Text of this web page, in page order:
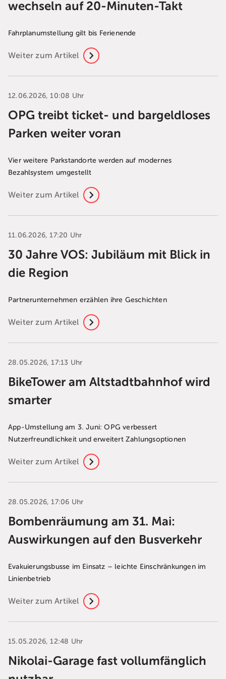
wechseln auf 20-Minuten-Takt
Fahrplanumstellung gilt bis Ferienende
Weiter zum Artikel
12.06.2026, 10:08 Uhr
OPG treibt ticket- und bargeldloses
Parken weiter voran
Vier weitere Parkstandorte werden auf modernes
Bezahlsystem umgestellt
Weiter zum Artikel
11.06.2026, 17:20 Uhr
30 Jahre VOS: Jubiläum mit Blick in
die Region
Partnerunternehmen erzählen ihre Geschichten
Weiter zum Artikel
28.05.2026, 17:13 Uhr
BikeTower am Altstadtbahnhof wird
smarter
App-Umstellung am 3. Juni: OPG verbessert
Nutzerfreundlichkeit und erweitert Zahlungsoptionen
Weiter zum Artikel
28.05.2026, 17:06 Uhr
Bombenräumung am 31. Mai:
Auswirkungen auf den Busverkehr
Evakuierungsbusse im Einsatz – leichte Einschränkungen im
Linienbetrieb
Weiter zum Artikel
15.05.2026, 12:48 Uhr
Nikolai-Garage fast vollumfänglich